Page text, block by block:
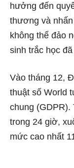
hưởng đến
thương và
không thể đảo
sinh trắc học
Vào tháng 12,
thuật số World
chung (GDPR).
trong 24 giờ,
mức cao nhất